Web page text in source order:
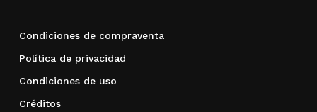
Condiciones de compraventa
Política de privacidad
Condiciones de uso
Créditos